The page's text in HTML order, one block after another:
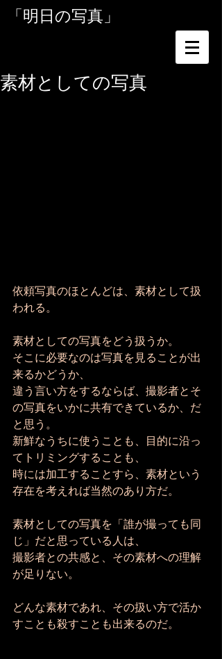
「明日の写真」
素材としての写真
依頼写真のほとんどは、素材として扱
われる。
素材としての写真をどう扱うか。
そこに必要なのは写真を見ることが出
来るかどうか、
違う言い方をするならば、撮影者とそ
の写真をいかに共有できているか、だ
と思う。
新鮮なうちに使うことも、目的に沿っ
てトリミングすることも、
時には加工することすら、素材という
存在を考えれば当然のあり方だ。
素材としての写真を「誰が撮っても同
じ」だと思っている人は、
撮影者との共感と、その素材への理解
が足りない。
どんな素材であれ、その扱い方で活か
すことも殺すことも出来るのだ。